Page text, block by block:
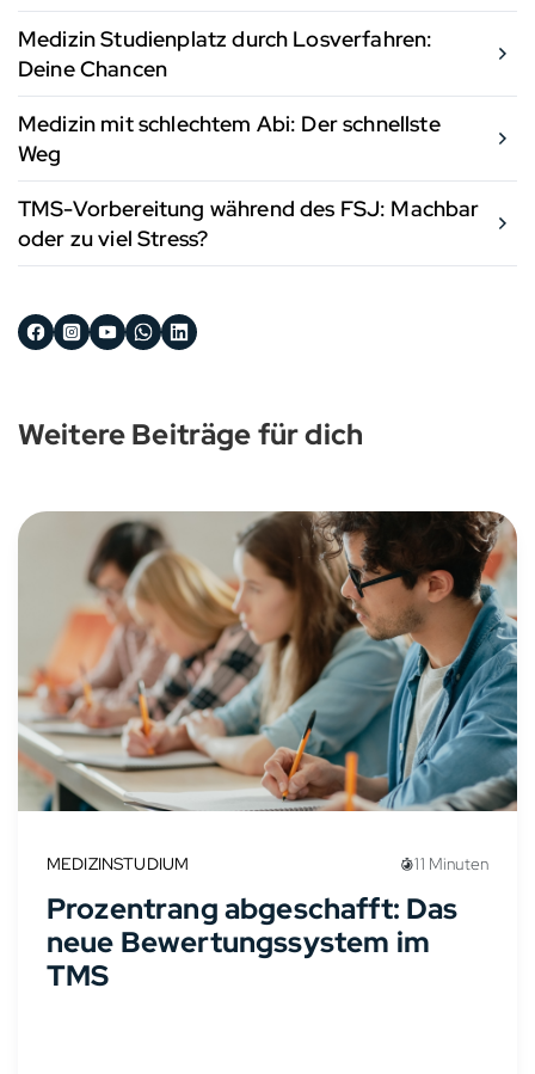
Medizin Studienplatz durch Losverfahren:
Deine Chancen
Medizin mit schlechtem Abi: Der schnellste
Weg
TMS-Vorbereitung während des FSJ: Machbar
oder zu viel Stress?
Weitere Beiträge für dich
MEDIZINSTUDIUM 11 Minuten
Prozentrang abgeschafft: Das
neue Bewertungssystem im
TMS